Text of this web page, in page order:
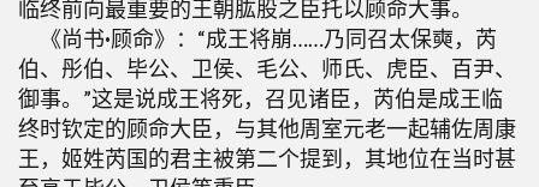
临终前向最重要的王朝肱股之臣托以顾命大事。
《尚书·顾命》：“成王将崩……乃同召太保奭，芮
伯、彤伯、毕公、卫侯、毛公、师氏、虎臣、百尹、
御事。”这是说成王将死，召见诸臣，芮伯是成王临
终时钦定的顾命大臣，与其他周室元老一起辅佐周康
王，姬姓芮国的君主被第二个提到，其地位在当时甚